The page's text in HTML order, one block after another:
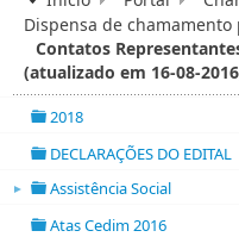
.Dispensa de chamamento
Contatos
(atualizado em 16-08-
2018
DECLARAÇÕES DO EDITAL
► Assistência Social
Atas Cedim 2016